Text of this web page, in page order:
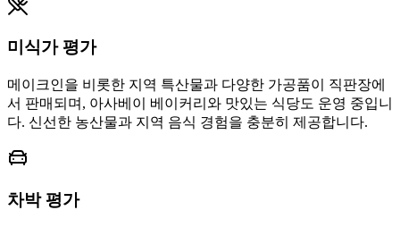
미식가 평가
메이크인을 비롯한 지역 특산물과 다양한 가공품이 직판장에
서 판매되며, 아사베이 베이커리와 맛있는 식당도 운영 중입니
다. 신선한 농산물과 지역 음식 경험을 충분히 제공합니다.
차박 평가